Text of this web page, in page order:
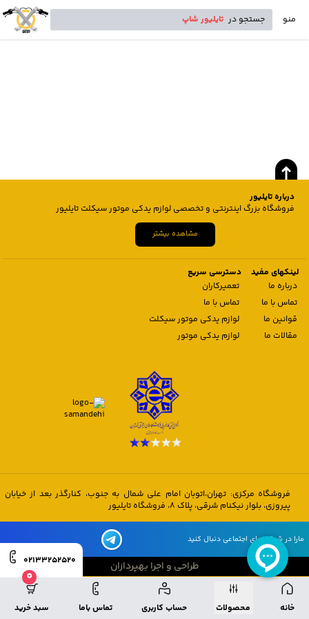
منو جستجو در تایلیور شاپ
خانه محصولات حساب کاربری تماس باما
0
سبد خرید
02133252520
درباره تایلیور
فروشگاه بزرگ اینترنتی و تخصصی لوازم یدکی موتور سیکلت تایلیور
مشاهده بیشتر
لینکهای مفید
درباره ما
تماس با ما
قوانین ما
مقالات ما
دسترسی سریع
تعمیرکاران
تماس با ما
لوازم یدکی موتور سیکلت
لوازم یدکی موتور
فروشگاه مرکزی: تهران،اتوبان امام علی شمال به جنوب، کنارگذر بعد از خیابان
پیروزی، بلوار نیکنام شرقی، پلاک 8، فروشگاه تایلیور
مارا در شبکه های اجتماعی دنبال کنید
طراحی و اجرا بهپردازان
طراحی و اجرا بهپردازان